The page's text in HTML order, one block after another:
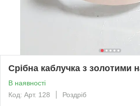
Срібна каблучка з золотими
В наявності
Код: Арт. 128
Роздріб